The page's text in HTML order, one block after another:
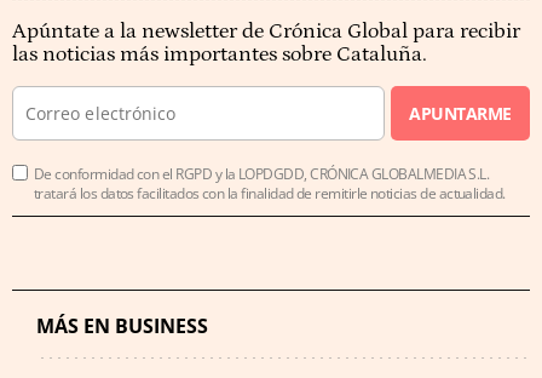
Apúntate a la newsletter de Crónica Global para recibir
las noticias más importantes sobre Cataluña.
APUNTARME
De conformidad con el RGPD y la LOPDGDD, CRÓNICA GLOBALMEDIA S.L.
tratará los datos facilitados con la finalidad de remitirle noticias de actualidad.
MÁS EN BUSINESS